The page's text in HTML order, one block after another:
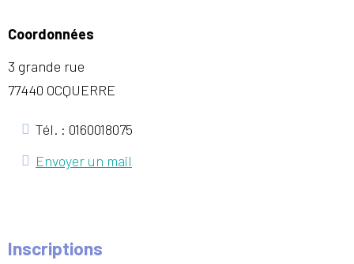
Coordonnées
3 grande rue
77440 OCQUERRE
Tél. : 0160018075
Envoyer un mail
Inscriptions